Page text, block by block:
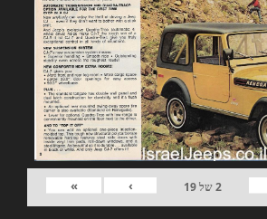
2של19
›
»